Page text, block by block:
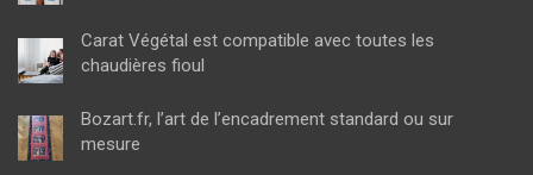
Carat Végétal est compatible avec toutes les
chaudières fioul
Bozart.fr, l’art de l’encadrement standard ou sur
mesure